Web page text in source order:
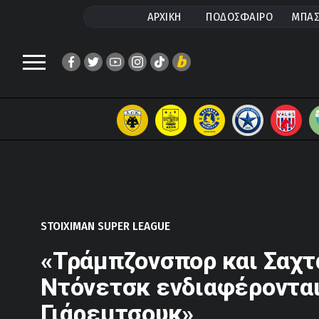
ΑΡΧΙΚΗ ΠΟΔΟΣΦΑΙΡΟ
STOIXIMAN SUPER LEAGUE
«Τράμπζονσπορ και
Ντόνετσκ
Γιάρεμτσουκ»